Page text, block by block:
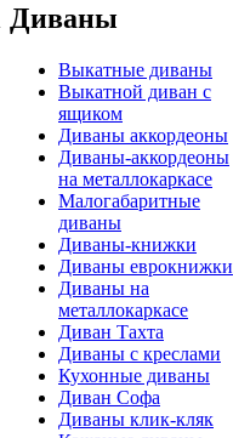
Диваны
Выкатные диваны
Выкатной диван с
ящиком
Диваны аккордеоны
Диваны-аккордеоны
на металлокаркасе
Малогабаритные
диваны
Диваны-книжки
Диваны еврокнижки
Диваны на
металлокаркасе
Диван Тахта
Диваны с креслами
Кухонные диваны
Диван Софа
Диваны клик-кляк